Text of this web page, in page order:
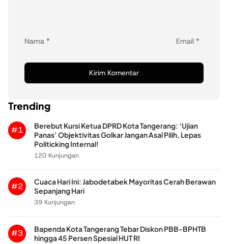
Nama * Email *
Trending
#1
Berebut Kursi Ketua DPRD Kota Tangerang: ‘Ujian
Panas’ Objektivitas Golkar Jangan Asal Pilih, Lepas
Politicking Internal!
120 Kunjungan
#2
Cuaca Hari Ini: Jabodetabek Mayoritas Cerah Berawan
Sepanjang Hari
39 Kunjungan
#3
Bapenda Kota Tangerang Tebar Diskon PBB-BPHTB
hingga 45 Persen Spesial HUT RI